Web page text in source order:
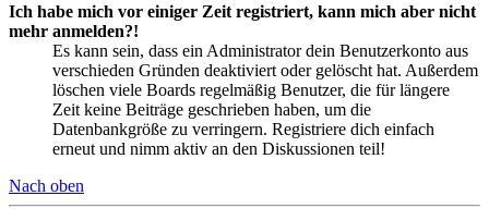
Ich habe mich vor einiger Zeit registriert, kann mich aber nicht
mehr anmelden?!
Es kann sein, dass ein Administrator dein Benutzerkonto aus
verschieden Gründen deaktiviert oder gelöscht hat. Außerdem
löschen viele Boards regelmäßig Benutzer, die für längere
Zeit keine Beiträge geschrieben haben, um die
Datenbankgröße zu verringern. Registriere dich einfach
erneut und nimm aktiv an den Diskussionen teil!
Nach oben